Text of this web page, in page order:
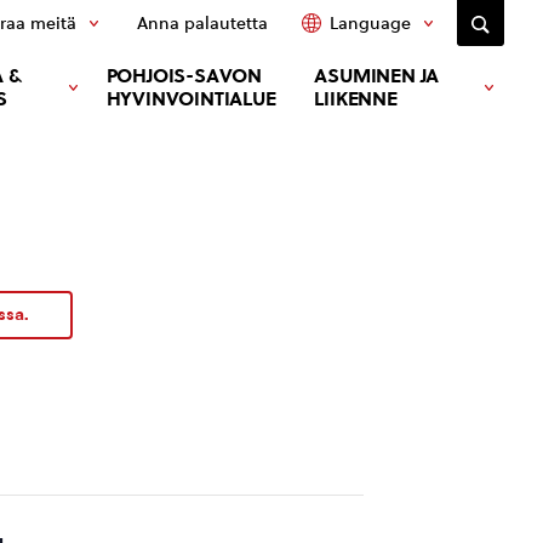
&
POHJOIS-SAVON
HYVINVOINTIALUE
ASUMINEN JA
LIIKENNE
meitä Anna palautetta Language